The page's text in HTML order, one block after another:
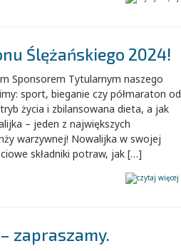
Ślężańskiego 2024!
Sponsorem Tytularnym naszego
sport, bieganie czy półmaraton od
życia i zbilansowana dieta, a jak
– jeden z największych
warzywnej! Nowalijka w swojej
składniki potraw, jak […]
zapraszamy.